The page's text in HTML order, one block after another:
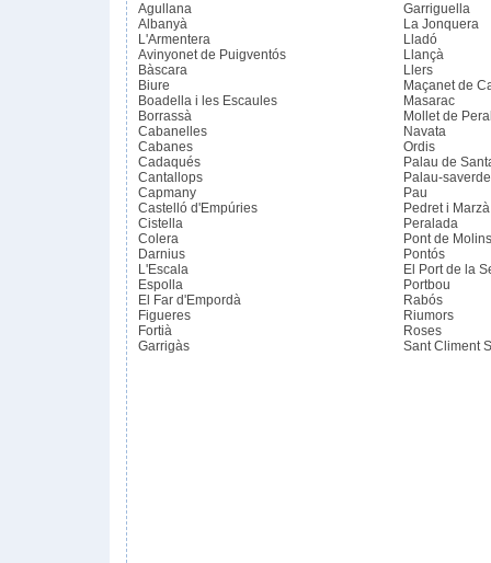
Agullana
Albanyà
L'Armentera
Avinyonet de Puigventós
Bàscara
Biure
Boadella i les Escaules
Borrassà
Cabanelles
Cabanes
Cadaqués
Cantallops
Capmany
Castelló d'Empúries
Cistella
Colera
Darnius
L'Escala
Espolla
El Far d'Empordà
Figueres
Fortià
Garrigàs
Garriguella
La Jonquera
Lladó
Llançà
Llers
Maçanet de
Masarac
Mollet de
Navata
Ordis
Palau de
Palau-
Pau
Pedret i Marzà
Peralada
Pont de Molins
Pontós
El Port de la
Portbou
Rabós
Riumors
Roses
Sant Climent